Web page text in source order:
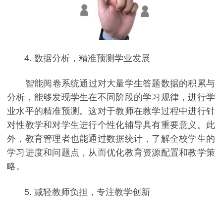
4. 数据分析，精准预测学业发展
智能阅卷系统通过对大量学生答题数据的积累与
分析，能够发现学生在不同阶段的学习规律，进行学
业水平的精准预测。这对于教师在教学过程中进行针
对性教学和对学生进行个性化辅导具有重要意义。此
外，教育管理者也能通过数据统计，了解全校学生的
学习进度和问题点，从而优化教育资源配置和教学策
略。
5. 减轻教师负担，专注教学创新